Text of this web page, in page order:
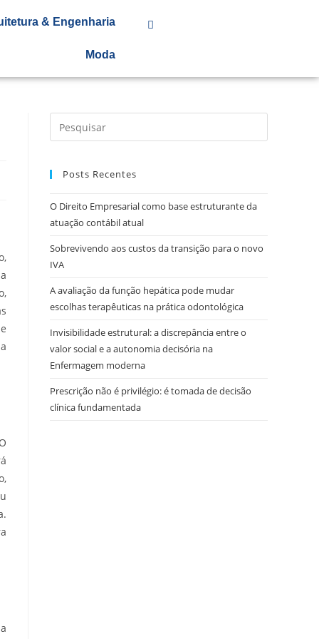
& Engenharia
Moda
Posts Recentes
O Direito Empresarial como base estruturante da
atuação contábil atual
Sobrevivendo aos custos da transição para o novo
IVA
A avaliação da função hepática pode mudar
escolhas terapêuticas na prática odontológica
Invisibilidade estrutural: a discrepância entre o
valor social e a autonomia decisória na
Enfermagem moderna
Prescrição não é privilégio: é tomada de decisão
clínica fundamentada